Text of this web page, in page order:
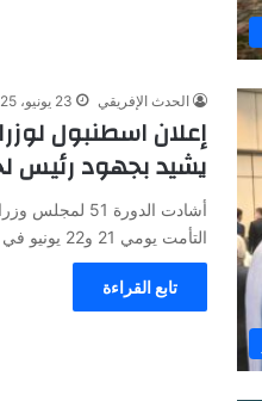
الحدث الإفريقي 23 يونيو، 2025
إعلان اسطنبول
يشيد بجهود رئيس
أشادت الدورة
التأمت يومي 21 و22 يونيو في إسطنبول، في قرارها المتعلق…
تابع القراءة